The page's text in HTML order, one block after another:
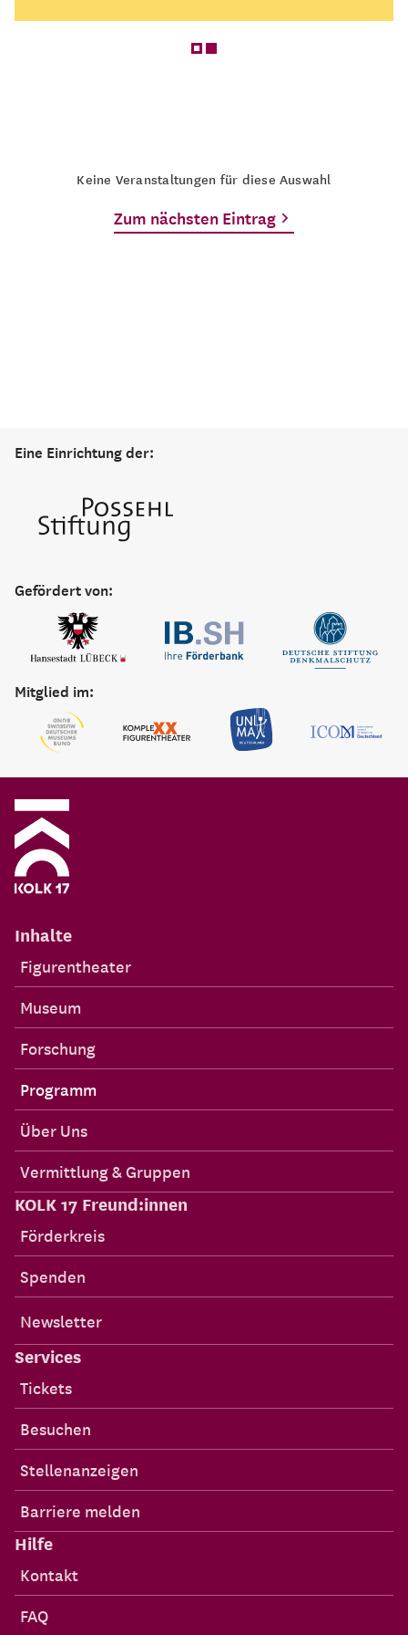
Keine Veranstaltungen für diese Auswahl
Zum nächsten Eintrag
Eine Einrichtung der:
Gefördert von:
Mitglied im:
Inhalte
Figurentheater
Museum
Forschung
Programm
Über Uns
Vermittlung & Gruppen
KOLK 17 Freund:innen
Förderkreis
Spenden
Newsletter
Services
Tickets
Besuchen
Stellenanzeigen
Barriere melden
Hilfe
Kontakt
FAQ